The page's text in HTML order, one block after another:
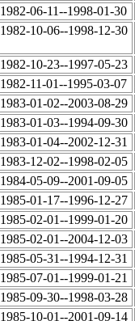
1982-06-11--1998-01-30
1982-10-06--1998-12-30
1982-10-23--1997-05-23
1982-11-01--1995-03-07
1983-01-02--2003-08-29
1983-01-03--1994-09-30
1983-01-04--2002-12-31
1983-12-02--1998-02-05
1984-05-09--2001-09-05
1985-01-17--1996-12-27
1985-02-01--1999-01-20
1985-02-01--2004-12-03
1985-05-31--1994-12-31
1985-07-01--1999-01-21
1985-09-30--1998-03-28
1985-10-01--2001-09-14